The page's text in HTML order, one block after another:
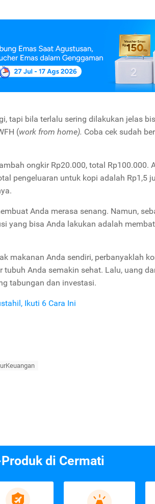
tapi bila terlalu sering dilakukan jelas
(work from home). Coba cek sudah
ongkir Rp20.000, total Rp100.000.
pengeluaran untuk kopi adalah Rp1,5
Anda merasa senang. Namun,
yang bisa Anda lakukan adalah
makanan Anda sendiri, perbanyaklah
Anda semakin sehat. Lalu, uang
tabungan dan investasi.
Ikuti 6 Cara Ini
di Cermati